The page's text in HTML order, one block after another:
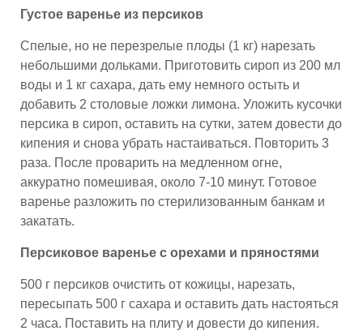
Густое варенье из персиков
Спелые, но не перезрелые плоды (1 кг) нарезать
небольшими дольками. Приготовить сироп из 200 мл
воды и 1 кг сахара, дать ему немного остыть и
добавить 2 столовые ложки лимона. Уложить кусочки
персика в сироп, оставить на сутки, затем довести до
кипения и снова убрать настаиваться. Повторить 3
раза. После проварить на медленном огне,
аккуратно помешивая, около 7-10 минут. Готовое
варенье разложить по стерилизованным банкам и
закатать.
Персиковое варенье с орехами и пряностями
500 г персиков очистить от кожицы, нарезать,
пересыпать 500 г сахара и оставить дать настояться
2 часа. Поставить на плиту и довести до кипения.